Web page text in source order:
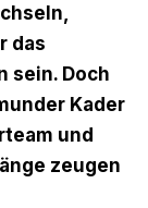
das
sein. Doch
Kader
und
zeugen